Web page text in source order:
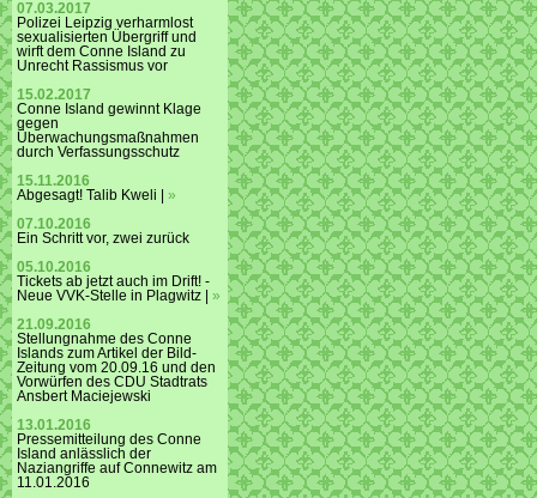
07.03.2017
Polizei Leipzig verharmlost
sexualisierten Übergriff und
wirft dem Conne Island zu
Unrecht Rassismus vor
15.02.2017
Conne Island gewinnt Klage
gegen
Überwachungsmaßnahmen
durch Verfassungsschutz
15.11.2016
Abgesagt! Talib Kweli | »
07.10.2016
Ein Schritt vor, zwei zurück
05.10.2016
Tickets ab jetzt auch im Drift! -
Neue VVK-Stelle in Plagwitz | »
21.09.2016
Stellungnahme des Conne
Islands zum Artikel der Bild-
Zeitung vom 20.09.16 und den
Vorwürfen des CDU Stadtrats
Ansbert Maciejewski
13.01.2016
Pressemitteilung des Conne
Island anlässlich der
Naziangriffe auf Connewitz am
11.01.2016